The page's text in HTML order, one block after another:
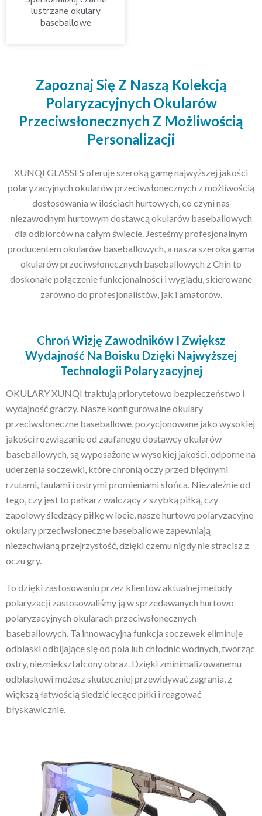
lustrzane okulary
baseballowe
Zapoznaj Się Z Naszą Kolekcją
Polaryzacyjnych Okularów
Przeciwsłonecznych Z Możliwością
Personalizacji
XUNQI GLASSES oferuje szeroką gamę najwyższej jakości
polaryzacyjnych okularów przeciwsłonecznych z możliwością
dostosowania w ilościach hurtowych, co czyni nas
niezawodnym hurtowym dostawcą okularów baseballowych
dla odbiorców na całym świecie. Jesteśmy profesjonalnym
producentem okularów baseballowych, a nasza szeroka gama
okularów przeciwsłonecznych baseballowych z Chin to
doskonałe połączenie funkcjonalności i wyglądu, skierowane
zarówno do profesjonalistów, jak i amatorów.
Chroń Wizję Zawodników I Zwiększ
Wydajność Na Boisku Dzięki Najwyższej
Technologii Polaryzacyjnej
OKULARY XUNQI traktują priorytetowo bezpieczeństwo i
wydajność graczy. Nasze konfigurowalne okulary
przeciwsłoneczne baseballowe, pozycjonowane jako wysokiej
jakości rozwiązanie od zaufanego dostawcy okularów
baseballowych, są wyposażone w wysokiej jakości, odporne na
uderzenia soczewki, które chronią oczy przed błędnymi
rzutami, faulami i ostrymi promieniami słońca. Niezależnie od
tego, czy jest to pałkarz walczący z szybką piłką, czy
zapolowy śledzący piłkę w locie, nasze hurtowe polaryzacyjne
okulary przeciwsłoneczne baseballowe zapewniają
niezachwianą przejrzystość, dzięki czemu nigdy nie stracisz z
oczu gry.
To dzięki zastosowaniu przez klientów aktualnej metody
polaryzacji zastosowaliśmy ją w sprzedawanych hurtowo
polaryzacyjnych okularach przeciwsłonecznych
baseballowych. Ta innowacyjna funkcja soczewek eliminuje
odblaski odbijające się od pola lub chłodnic wodnych, tworząc
ostry, niezniekształcony obraz. Dzięki zminimalizowanemu
odblaskowi możesz skuteczniej przewidywać zagrania, z
większą łatwością śledzić lecące piłki i reagować
błyskawicznie.